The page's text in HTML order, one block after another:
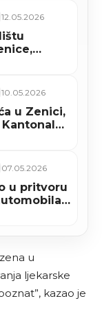
12.05.2026
10.05.2026
u Zenici,
07.05.2026
u pritvoru
u
ljekarske
kazao je